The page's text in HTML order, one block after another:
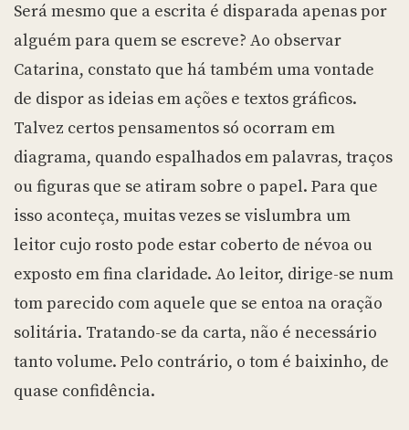
Será mesmo que a escrita é disparada apenas por
alguém para quem se escreve? Ao observar
Catarina, constato que há também uma vontade
de dispor as ideias em ações e textos gráficos.
Talvez certos pensamentos só ocorram em
diagrama, quando espalhados em palavras, traços
ou figuras que se atiram sobre o papel. Para que
isso aconteça, muitas vezes se vislumbra um
leitor cujo rosto pode estar coberto de névoa ou
exposto em fina claridade. Ao leitor, dirige-se num
tom parecido com aquele que se entoa na oração
solitária. Tratando-se da carta, não é necessário
tanto volume. Pelo contrário, o tom é baixinho, de
quase confidência.